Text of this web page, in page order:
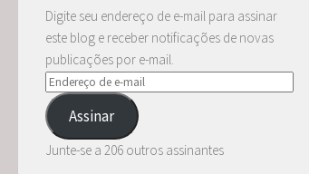
Digite seu endereço de e-mail para assinar
este blog e receber notificações de novas
publicações por e-mail.
Endereço
de
e-
mail
Assinar
Junte-se a 206 outros assinantes